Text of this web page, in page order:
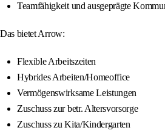
Teamfähigkeit und ausgeprägte
Das bietet Arrow:
Flexible Arbeitszeiten
Hybrides Arbeiten/Homeoffice
Vermögenswirksame Leistungen
Zuschuss zur betr. Altersvorsorge
Zuschuss zu Kita/Kindergarten